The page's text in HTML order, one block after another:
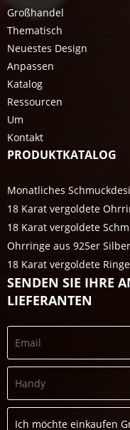
Großhandel
Thematisch
Neuestes Design
Anpassen
Katalog
Ressourcen
Um
Kontakt
PRODUKTKATALOG
Monatliches
18 Karat vergoldete
18 Karat vergoldete
Ohrringe aus 925er Silber
18 Karat vergoldete Ringe
SENDEN SIE IHRE
LIEFERANTEN